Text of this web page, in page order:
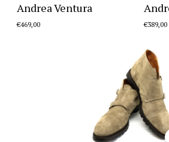
Andrea Ventura
€469,00 €389,00